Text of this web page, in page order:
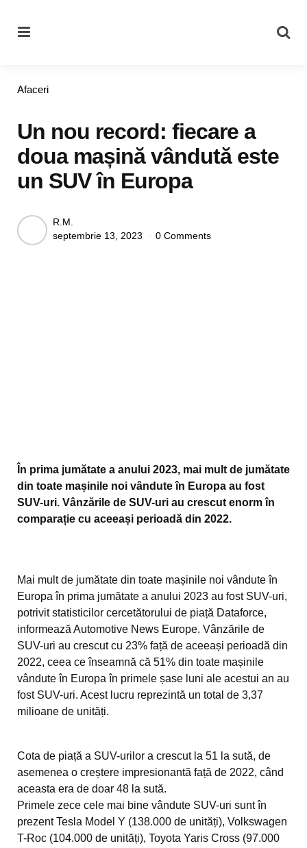
Categories
Afaceri
Un nou record: fiecare a
doua mașină vândută este
un SUV în Europa
Posted
by
R.M.
septembrie 13, 2023
0 Comments
În prima jumătate a anului 2023, mai mult de jumătate
din toate mașinile noi vândute în Europa au fost
SUV-uri. Vânzările de SUV-uri au crescut enorm în
comparație cu aceeași perioadă din 2022.
Mai mult de jumătate din toate mașinile noi vândute în
Europa în prima jumătate a anului 2023 au fost SUV-uri,
potrivit statisticilor cercetătorului de piață Dataforce,
informează Automotive News Europe. Vânzările de
SUV-uri au crescut cu 23% față de aceeași perioadă din
2022, ceea ce înseamnă că 51% din toate mașinile
vândute în Europa în primele șase luni ale acestui an au
fost SUV-uri. Acest lucru reprezintă un total de 3,37
milioane de unități.
Cota de piață a SUV-urilor a crescut la 51 la sută, de
asemenea o creștere impresionantă față de 2022, când
aceasta era de doar 48 la sută.
Primele zece cele mai bine vândute SUV-uri sunt în
prezent Tesla Model Y (138.000 de unități), Volkswagen
T-Roc (104.000 de unități), Toyota Yaris Cross (97.000